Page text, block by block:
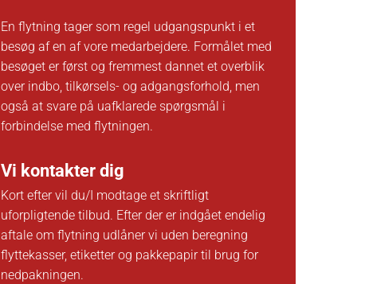
En flytning tager som regel udgangspunkt i et
besøg af en af vore medarbejdere. Formålet med
besøget er først og fremmest dannet et overblik
over indbo, tilkørsels- og adgangsforhold, men
også at svare på uafklarede spørgsmål i
forbindelse med flytningen.
Vi kontakter dig
Kort efter vil du/I modtage et skriftligt
uforpligtende tilbud. Efter der er indgået endelig
aftale om flytning udlåner vi uden beregning
flyttekasser, etiketter og pakkepapir til brug for
nedpakningen.